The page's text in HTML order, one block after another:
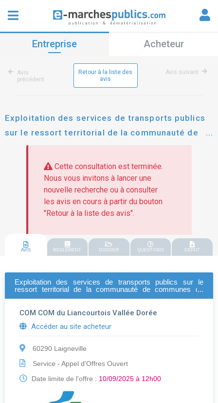
Entreprise Acheteur
Avis
précédent
Retour à la liste des
avis
Avis suivant
Exploitation des services de transports publics
sur le ressort territorial de la communauté de
communes du liancourtois
Cette consultation est terminée.
Nous vous invitons à lancer une
nouvelle recherche ou à consulter
les avis en cours à partir du bouton
"Retour à la liste des avis".
AVIS REGLEMENT DOSSIER QUESTIONS DEPOT
Exploitation des services de transports publics sur le
ressort territorial de la communauté de communes du
COM COM du Liancourtois Vallée Dorée
Accéder au site acheteur
60290 Laigneville
Service - Appel d'Offres Ouvert
Date limite de l'offre : 10/09/2025 à 12h00